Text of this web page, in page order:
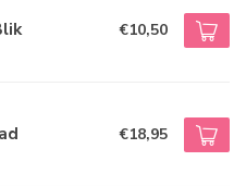
€10,50
€18,95